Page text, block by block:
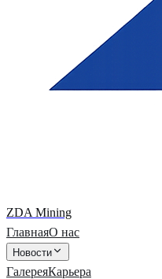
ZDA Mining
ГлавнаяО нас
Новости
ГалереяКарьера